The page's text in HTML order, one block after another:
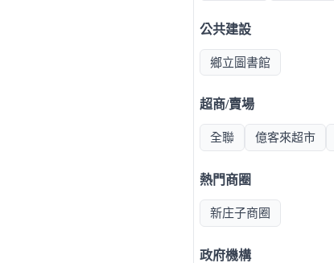
公共建設
鄉立圖書館
超商/賣場
全聯 億客來超市
熱門商圈
新庄子商圈
政府機構